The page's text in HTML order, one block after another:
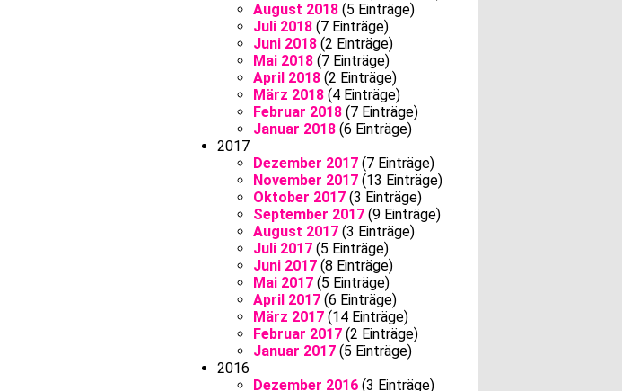
August 2018(5 Einträge)
Juli 2018(7 Einträge)
Juni 2018(2 Einträge)
Mai 2018(7 Einträge)
April 2018(2 Einträge)
März 2018(4 Einträge)
Februar 2018(7 Einträge)
Januar 2018(6 Einträge)
2017
Dezember 2017(7 Einträge)
November 2017(13 Einträge)
Oktober 2017(3 Einträge)
September 2017(9 Einträge)
August 2017(3 Einträge)
Juli 2017(5 Einträge)
Juni 2017(8 Einträge)
Mai 2017(5 Einträge)
April 2017(6 Einträge)
März 2017(14 Einträge)
Februar 2017(2 Einträge)
Januar 2017(5 Einträge)
2016
Dezember 2016(3 Einträge)